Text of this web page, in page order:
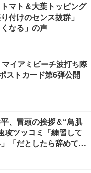
マト＆大葉トッピング
付けのセンス抜群」
なる」の声
イアミビーチ波打ち際
ストカード第6弾公開
、冒頭の挨拶＆“鳥肌
攻ツッコミ「練習して
「だとしたら辞めてく